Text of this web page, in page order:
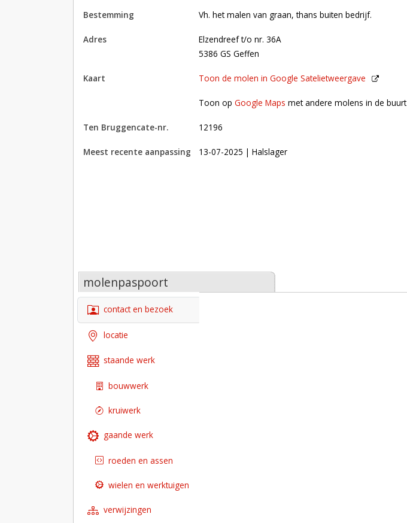
bestemming Vh. het malen van graan, thans buiten bedrijf.
adres
Elzendreef t/o nr. 36A
5386 GS Geffen
kaart Toon de molen in Google Satelietweergave
Toon op Google Maps met andere molens in de buurt
Toon op Google Maps met andere molens in de buurt
Ten Bruggencate-nr. 12196
Meest recente aanpassing 13-07-2025 | Halslager
molenpaspoort
contact en bezoek
locatie
staande werk
bouwwerk
kruiwerk
gaande werk
roeden en assen
wielen en werktuigen
verwijzingen